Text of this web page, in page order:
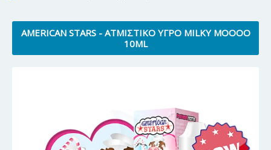
AMERICAN STARS - ΑΤΜΙΣΤΙΚΌ ΥΓΡΌ MILKY MOOOO
10ML